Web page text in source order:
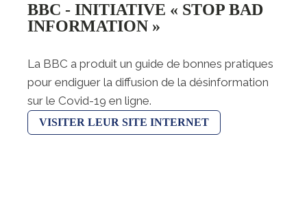
BBC - INITIATIVE « STOP BAD
INFORMATION »
La BBC a produit un guide de bonnes pratiques
pour endiguer la diffusion de la désinformation
sur le Covid-19 en ligne.
VISITER LEUR SITE INTERNET